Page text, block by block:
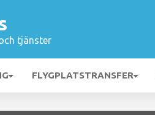
tjänster
FLYGPLATSTRANSFER